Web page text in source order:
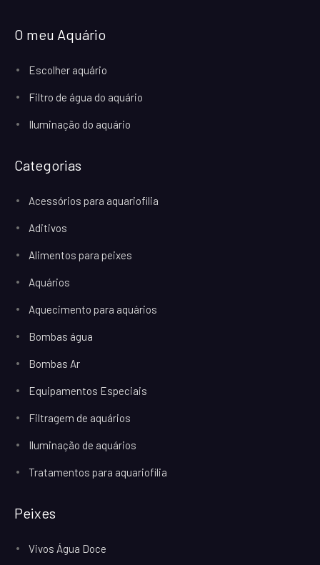
O meu Aquário
Escolher aquário
Filtro de água do aquário
Iluminação do aquário
Categorias
Acessórios para aquariofilia
Aditivos
Alimentos para peixes
Aquários
Aquecimento para aquários
Bombas água
Bombas Ar
Equipamentos Especiais
Filtragem de aquários
Iluminação de aquários
Tratamentos para aquariofilia
Peixes
Vivos Água Doce